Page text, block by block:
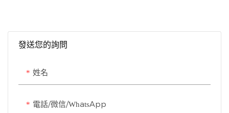
發送您的詢問
姓名
電話/微信/WhatsApp
控制器支援協議定制，並
可與各種LED霓虹燈系統
化的照明體驗。
頻非指向性使用、獨立